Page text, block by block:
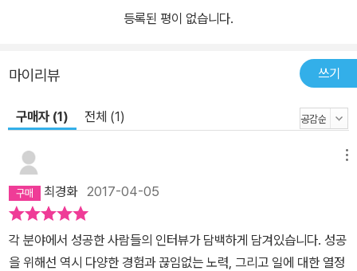
등록된 평이 없습니다.
마이리뷰 쓰기
구매자 (1) 전체 (1)
최경화2017-04-05
각 분야에서 성공한 사람들의 인터뷰가 담백하게 담겨있습니다. 성공
을 위해선 역시 다양한 경험과 끊임없는 노력, 그리고 일에 대한 열정